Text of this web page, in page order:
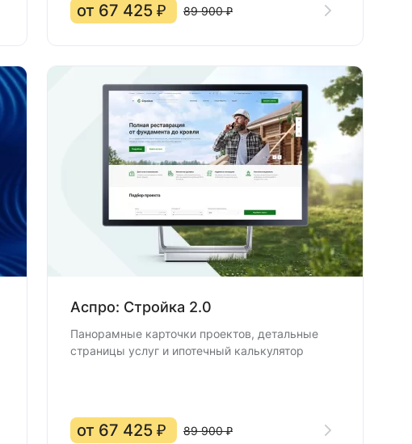
от 67 425 ₽ 89 900 ₽
Аспро: Стройка 2.0
Панорамные карточки проектов, детальные
страницы услуг и ипотечный калькулятор
от 67 425 ₽ 89 900 ₽